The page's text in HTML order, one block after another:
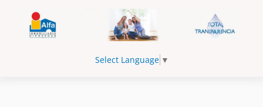
Select Language ▼